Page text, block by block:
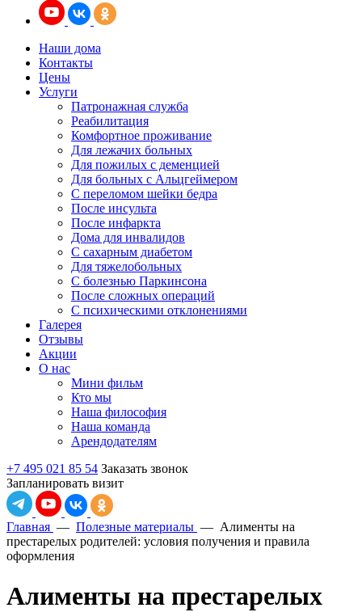
Наши дома
Контакты
Цены
Услуги
Патронажная служба
Реабилитация
Комфортное проживание
Для лежачих больных
Для пожилых с деменцией
Для больных с Альцгеймером
С переломом шейки бедра
После инсульта
После инфаркта
Дома для инвалидов
С сахарным диабетом
Для тяжелобольных
С болезнью Паркинсона
После сложных операций
С психическими отклонениями
Галерея
Отзывы
Акции
О нас
Мини фильм
Кто мы
Наша философия
Наша команда
Арендодателям
+7 495 021 85 54 Заказать звонок
Запланировать визит
Главная — Полезные материалы — Алименты на
престарелых родителей: условия получения и правила
оформления
Алименты на престарелых